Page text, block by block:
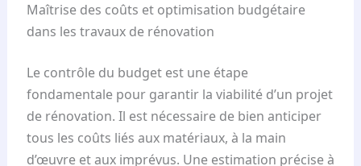
Maîtrise des coûts et optimisation budgétaire
dans les travaux de rénovation
Le contrôle du budget est une étape
fondamentale pour garantir la viabilité d’un projet
de rénovation. Il est nécessaire de bien anticiper
tous les coûts liés aux matériaux, à la main
d’œuvre et aux imprévus. Une estimation précise à